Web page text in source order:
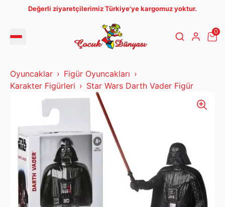
Değerli ziyaretçilerimiz Türkiye'ye kargomuz yoktur.
0
Oyuncaklar
Figür Oyuncakları
Karakter Figürleri
Star Wars Darth Vader Figür